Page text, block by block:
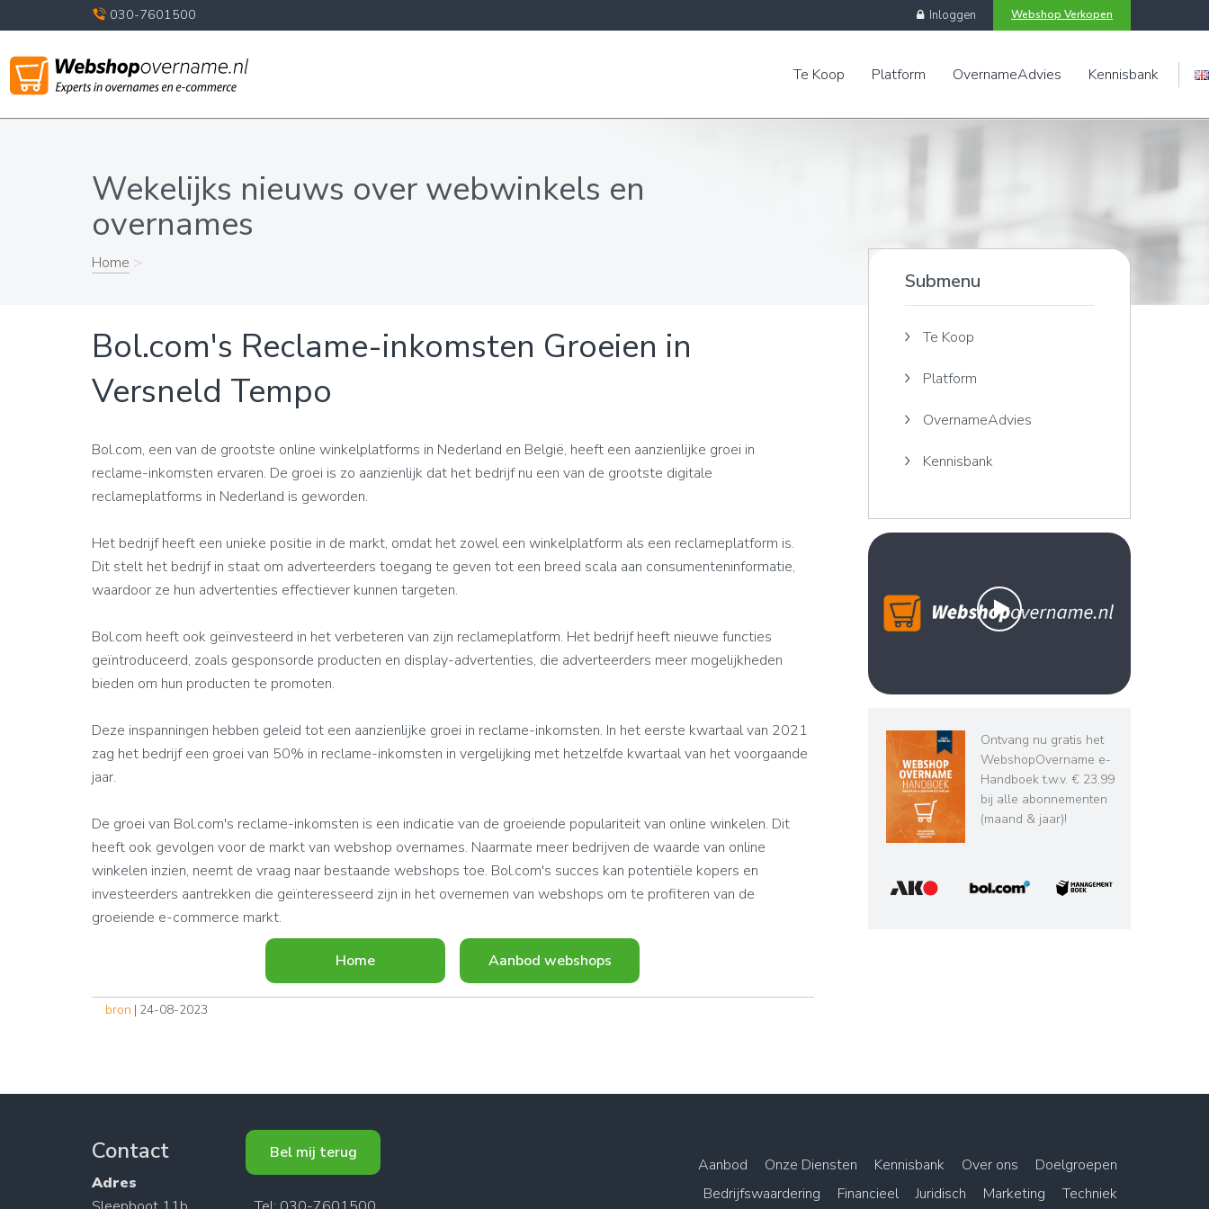
030-7601500 Webshop Verkopen
Inloggen
Engels
Te Koop Platform OvernameAdvies Kennisbank
Wekelijks nieuws over webwinkels en
overnames
Home >
Bol.com's Reclame-inkomsten Groeien in
Versneld Tempo
Bol.com, een van de grootste online winkelplatforms in Nederland en België, heeft een aanzienlijke groei in
reclame-inkomsten ervaren. De groei is zo aanzienlijk dat het bedrijf nu een van de grootste digitale
reclameplatforms in Nederland is geworden.
Het bedrijf heeft een unieke positie in de markt, omdat het zowel een winkelplatform als een reclameplatform is.
Dit stelt het bedrijf in staat om adverteerders toegang te geven tot een breed scala aan consumenteninformatie,
waardoor ze hun advertenties effectiever kunnen targeten.
Bol.com heeft ook geïnvesteerd in het verbeteren van zijn reclameplatform. Het bedrijf heeft nieuwe functies
geïntroduceerd, zoals gesponsorde producten en display-advertenties, die adverteerders meer mogelijkheden
bieden om hun producten te promoten.
Deze inspanningen hebben geleid tot een aanzienlijke groei in reclame-inkomsten. In het eerste kwartaal van 2021
zag het bedrijf een groei van 50% in reclame-inkomsten in vergelijking met hetzelfde kwartaal van het voorgaande
jaar.
De groei van Bol.com's reclame-inkomsten is een indicatie van de groeiende populariteit van online winkelen. Dit
heeft ook gevolgen voor de markt van webshop overnames. Naarmate meer bedrijven de waarde van online
winkelen inzien, neemt de vraag naar bestaande webshops toe. Bol.com's succes kan potentiële kopers en
investeerders aantrekken die geïnteresseerd zijn in het overnemen van webshops om te profiteren van de
groeiende e-commerce markt.
Home Aanbod webshops
bron | 24-08-2023
Submenu
Te Koop
Platform
OvernameAdvies
Kennisbank
Ontvang nu gratis het
WebshopOvername e-
Handboek t.w.v. € 23,99
bij alle abonnementen
(maand & jaar)!
Contact
Adres
Bel mij terug
Aanbod Onze Diensten Kennisbank Over ons
Doelgroepen
Bedrijfswaardering
Financieel Juridisch Marketing
Techniek